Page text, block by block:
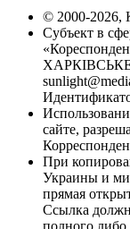
© 2000-2026,
Субъект в
ХАРКІВСЬКЕ
сайте,
При
Украины и
прямая
Ссылка
полного либо